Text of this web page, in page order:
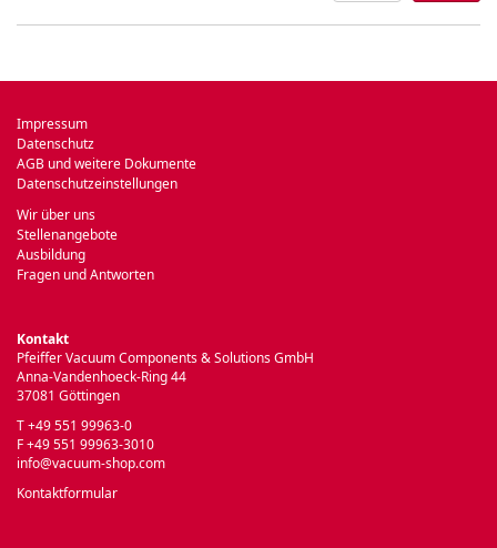
Impressum
Datenschutz
AGB und weitere Dokumente
Datenschutzeinstellungen
Wir über uns
Stellenangebote
Ausbildung
Fragen und Antworten
Kontakt
Pfeiffer Vacuum Components & Solutions GmbH
Anna-Vandenhoeck-Ring 44
37081 Göttingen
T +49 551 99963-0
F +49 551 99963-3010
info@vacuum-shop.com
Kontaktformular